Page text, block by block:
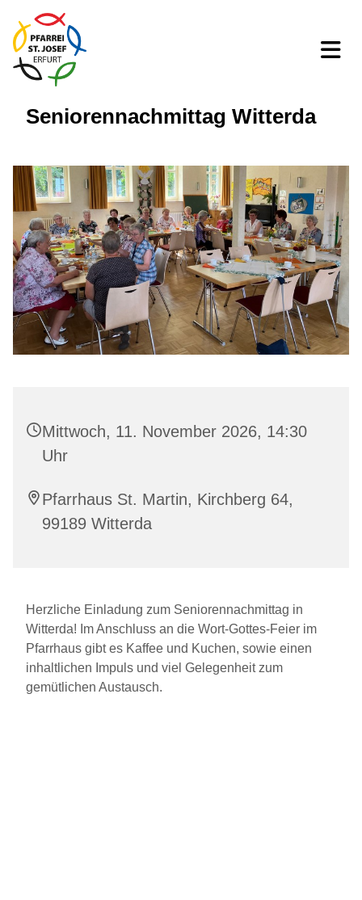
Seniorennachmittag Witterda
Mittwoch, 11. November 2026, 14:30
Uhr
Pfarrhaus St. Martin, Kirchberg 64,
99189 Witterda
Herzliche Einladung zum Seniorennachmittag in
Witterda! Im Anschluss an die Wort-Gottes-Feier im
Pfarrhaus gibt es Kaffee und Kuchen, sowie einen
inhaltlichen Impuls und viel Gelegenheit zum
gemütlichen Austausch.